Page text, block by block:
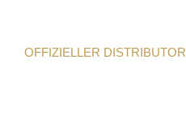
OFFIZIELLER DISTRIBUTOR